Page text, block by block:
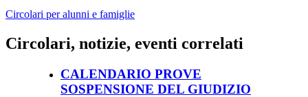
Circolari per alunni e famiglie
Circolari, notizie, eventi correlati
CALENDARIO PROVE
SOSPENSIONE DEL GIUDIZIO